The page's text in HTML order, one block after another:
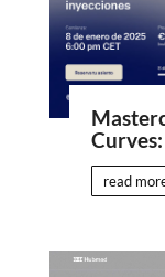
read